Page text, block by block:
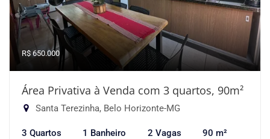
R$ 650.000
Área Privativa à Venda com 3 quartos, 90m²
Santa Terezinha, Belo Horizonte-MG
3 Quartos 1 Banheiro 2 Vagas 90 m²